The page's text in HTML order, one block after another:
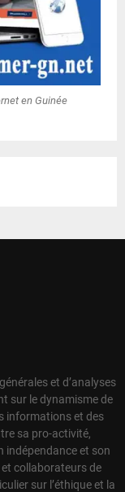
en Guinée
et d’analyses
sur le dynamisme de
informations et des
sa pro-activité,
indépendance et son
collaborateurs de
sur l’éthique et la